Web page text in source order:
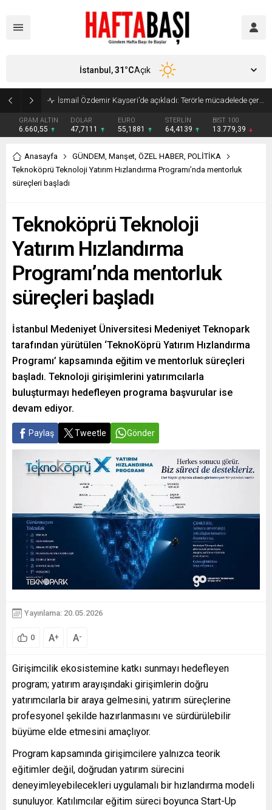
Süleyman Soylu ‘çok korktum’ deyip ilk kez açıkladı: En büyük tehdit dışarısıdır!
GRAM ALTIN
6.660,55
DOLAR
47,7111
EURO
55,1881
STERLİN
64,4139
BIST 100
13.779,39
İstanbul,31°CAçık
Anasayfa GÜNDEM, Manşet, ÖZEL HABER, POLİTİKA
Teknoköprü Teknoloji Yatırım Hızlandırma Programı’nda mentorluk
süreçleri başladı
Teknoköprü Teknoloji
Yatırım Hızlandırma
Programı’nda mentorluk
süreçleri başladı
İstanbul Medeniyet Üniversitesi Medeniyet Teknopark
tarafından yürütülen ‘TeknoKöprü Yatırım Hızlandırma
Programı’ kapsamında eğitim ve mentorluk süreçleri
başladı. Teknoloji girişimlerini yatırımcılarla
buluşturmayı hedefleyen programa başvurular ise
devam ediyor.
Paylaş Tweetle Gönder
Yayınlama: 20.05.2026
0 A+ A-
Girişimcilik ekosistemine katkı sunmayı hedefleyen
program; yatırım arayışındaki girişimlerin doğru
yatırımcılarla bir araya gelmesini, yatırım süreçlerine
profesyonel şekilde hazırlanmasını ve sürdürülebilir
büyüme elde etmesini amaçlıyor.
Program kapsamında girişimcilere yalnızca teorik
eğitimler değil, doğrudan yatırım sürecini
deneyimleyebilecekleri uygulamalı bir hızlandırma modeli
sunuluyor. Katılımcılar eğitim süreci boyunca Start-Up